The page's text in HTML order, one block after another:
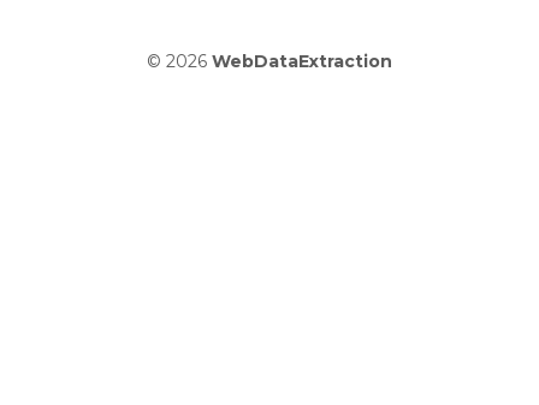
© 2026 WebDataExtraction